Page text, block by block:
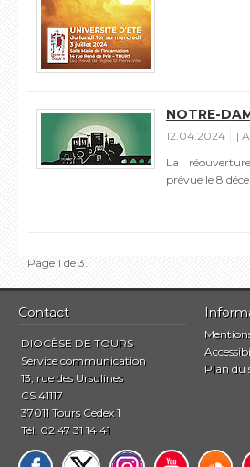
NOTRE-
12.04.2024
La
prévue le 8
Page 1 de 3.
Contact
DIOCÈSE DE TOURS
Service communication
13, rue des Ursulines
CS 41117
37011 Tours Cedex 1
Tél. 02 47 31 14 41
Plan du